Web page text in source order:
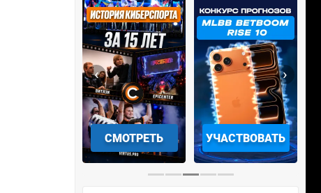
СМОТРЕТЬ УЧАСТВОВАТЬ
‹ ›